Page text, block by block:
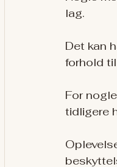
lag.
Det kan
forhold
For
tidligere